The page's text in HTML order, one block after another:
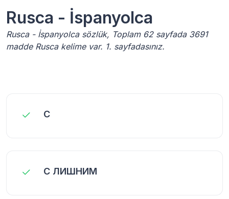
Rusca - İspanyolca
Rusca - İspanyolca sözlük, Toplam 62 sayfada 3691
madde Rusca kelime var. 1. sayfadasınız.
С
С ЛИШНИМ